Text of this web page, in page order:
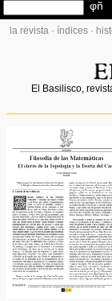
la revista · índices ·
El Basilisco,